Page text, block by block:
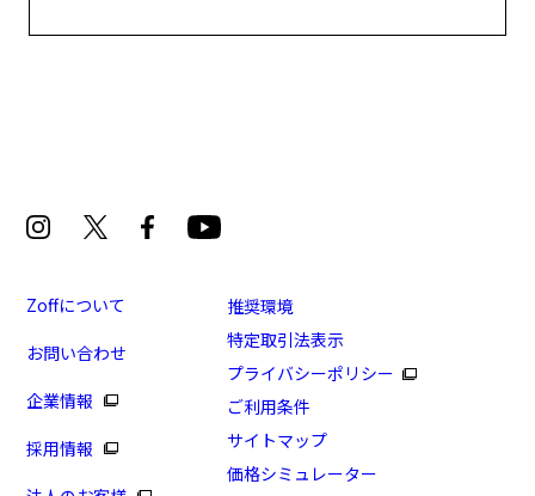
Zoffについて
お問い合わせ
企業情報
採用情報
推奨環境
特定取引法表示
プライバシーポリシー
ご利用条件
サイトマップ
価格シミュレーター